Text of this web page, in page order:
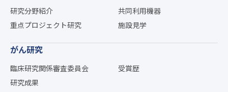
研究分野紹介
重点プロジェクト研究
共同利用機器
施設見学
がん研究
臨床研究関係審査委員会
研究成果
受賞歴